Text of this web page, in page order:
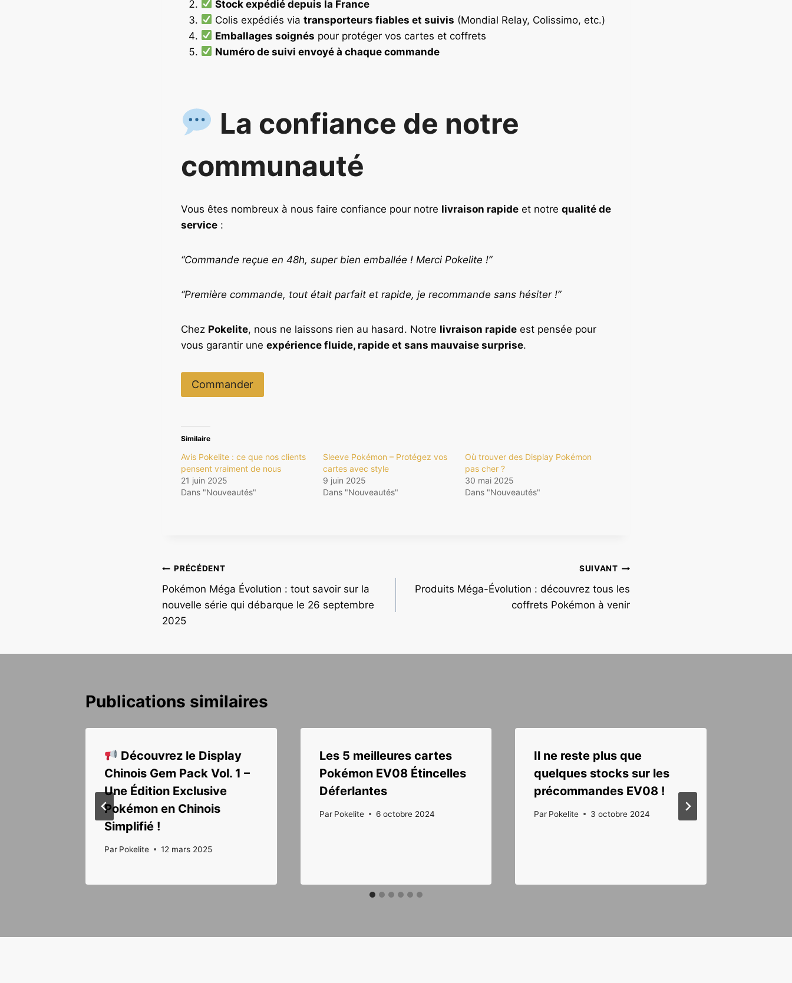
Stock expédié depuis la France
Colis expédiés viatransporteurs fiables et suivis (Mondial Relay, Colissimo, etc.)
Emballages soignés pour protéger vos cartes et coffrets
Numéro de suivi envoyé à chaque commande
La confiance de notre
communauté
Vous êtes nombreux à nous faire confiance pour notre livraison rapide et notre qualité de
service :
“Commande reçue en 48h, super bien emballée ! Merci Pokelite !”
“Première commande, tout était parfait et rapide, je recommande sans hésiter !”
Chez Pokelite, nous ne laissons rien au hasard. Notre livraison rapide est pensée pour
vous garantir une expérience fluide, rapide et sans mauvaise surprise.
Commander
Similaire
Avis Pokelite : ce que nos clients
pensent vraiment de nous
21 juin 2025
Dans "Nouveautés"
Sleeve Pokémon – Protégez vos
cartes avec style
9 juin 2025
Dans "Nouveautés"
Où trouver des Display Pokémon
pas cher ?
30 mai 2025
Dans "Nouveautés"
Navigation
de
l’article
PRÉCÉDENT
Pokémon Méga Évolution : tout savoir sur la
nouvelle série qui débarque le 26 septembre
2025
SUIVANT
Produits Méga-Évolution : découvrez tous les
coffrets Pokémon à venir
Publications similaires
Découvrez le Display
Chinois Gem Pack Vol. 1 –
Une Édition Exclusive
Pokémon en Chinois
Simplifié !
Par Pokelite 12 mars 2025
Les 5 meilleures cartes
Pokémon EV08 Étincelles
Déferlantes
Par Pokelite 6 octobre 2024
Il ne reste plus que
quelques stocks sur les
précommandes EV08 !
Par Pokelite 3 octobre 2024